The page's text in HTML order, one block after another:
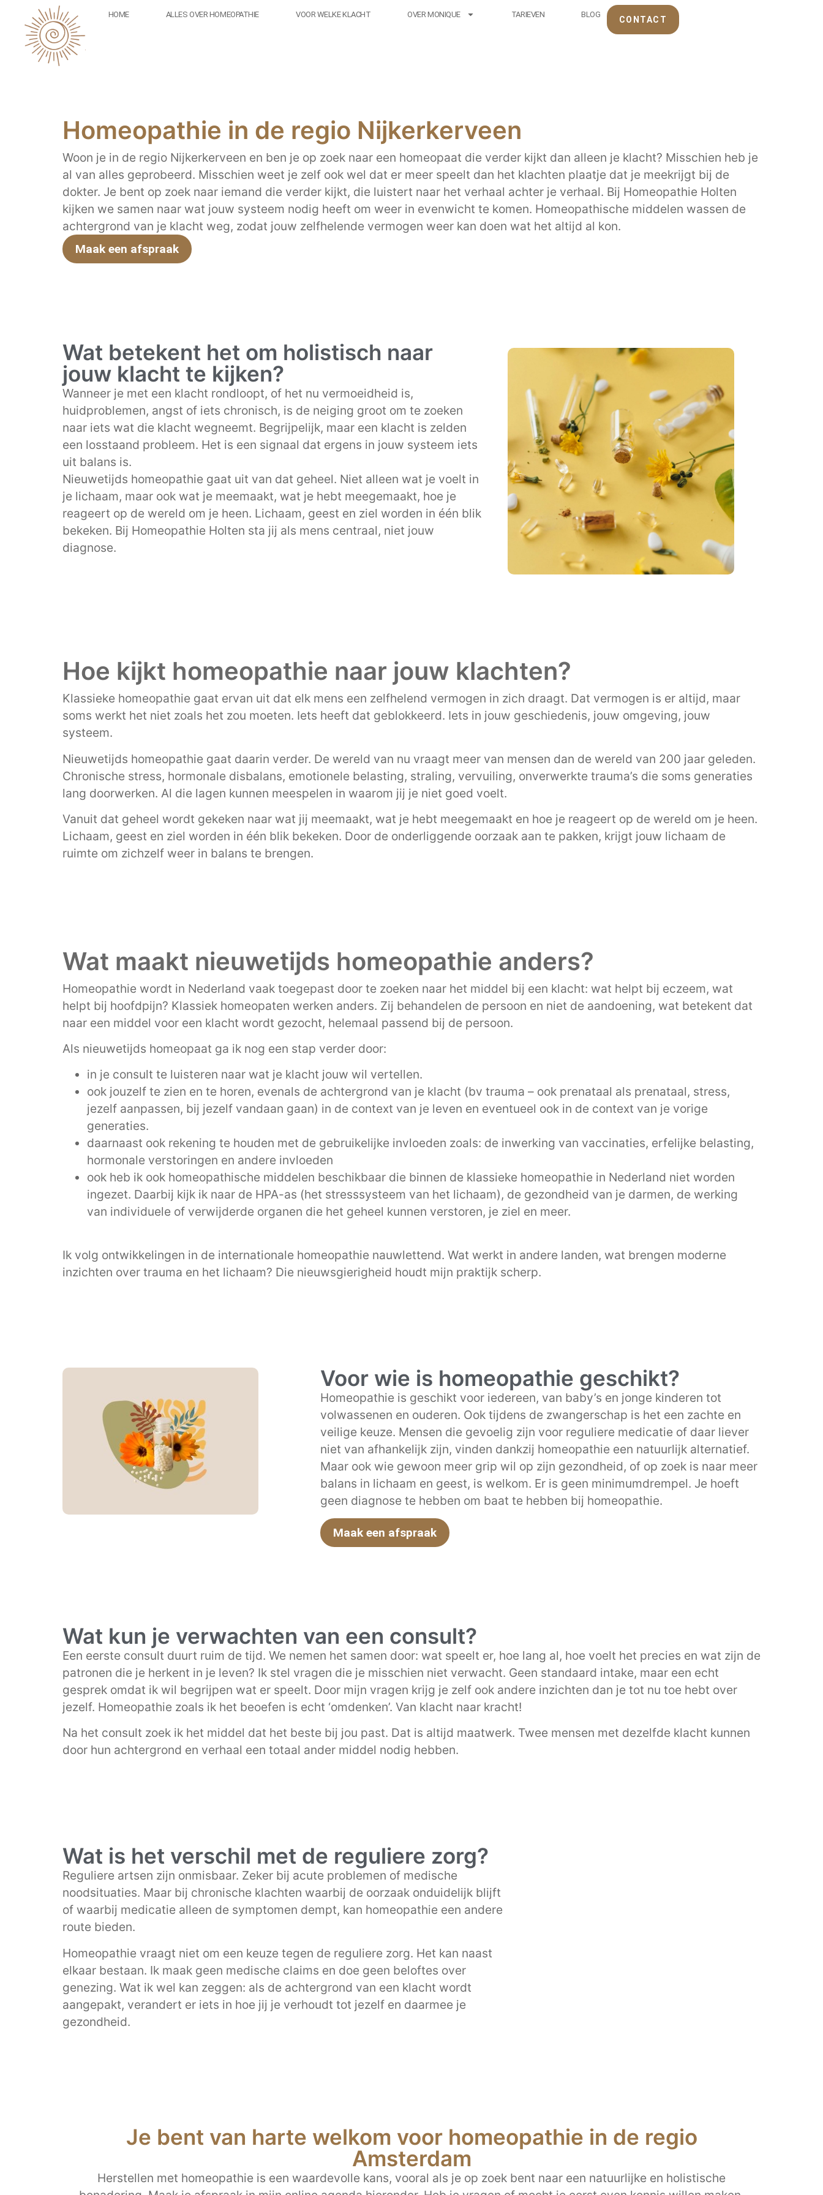
HOME ALLES OVER HOMEOPATHIE VOOR WELKE KLACHT OVER MONIQUE TARIEVEN BLOG
CONTACT
Homeopathie in de regio Nijkerkerveen
Woon je in de regio Nijkerkerveen en ben je op zoek naar een homeopaat die verder kijkt dan alleen je klacht? Misschien heb je
al van alles geprobeerd. Misschien weet je zelf ook wel dat er meer speelt dan het klachten plaatje dat je meekrijgt bij de
dokter. Je bent op zoek naar iemand die verder kijkt, die luistert naar het verhaal achter je verhaal. Bij Homeopathie Holten
kijken we samen naar wat jouw systeem nodig heeft om weer in evenwicht te komen. Homeopathische middelen wassen de
achtergrond van je klacht weg, zodat jouw zelfhelende vermogen weer kan doen wat het altijd al kon.
Maak een afspraak
Wat betekent het om holistisch naar
jouw klacht te kijken?
Wanneer je met een klacht rondloopt, of het nu vermoeidheid is,
huidproblemen, angst of iets chronisch, is de neiging groot om te zoeken
naar iets wat die klacht wegneemt. Begrijpelijk, maar een klacht is zelden
een losstaand probleem. Het is een signaal dat ergens in jouw systeem iets
uit balans is.
Nieuwetijds homeopathie gaat uit van dat geheel. Niet alleen wat je voelt in
je lichaam, maar ook wat je meemaakt, wat je hebt meegemaakt, hoe je
reageert op de wereld om je heen. Lichaam, geest en ziel worden in één blik
bekeken. Bij Homeopathie Holten sta jij als mens centraal, niet jouw
diagnose.
Hoe kijkt homeopathie naar jouw klachten?
Klassieke homeopathie gaat ervan uit dat elk mens een zelfhelend vermogen in zich draagt. Dat vermogen is er altijd, maar
soms werkt het niet zoals het zou moeten. Iets heeft dat geblokkeerd. Iets in jouw geschiedenis, jouw omgeving, jouw
systeem.
Nieuwetijds homeopathie gaat daarin verder. De wereld van nu vraagt meer van mensen dan de wereld van 200 jaar geleden.
Chronische stress, hormonale disbalans, emotionele belasting, straling, vervuiling, onverwerkte trauma’s die soms generaties
lang doorwerken. Al die lagen kunnen meespelen in waarom jij je niet goed voelt.
Vanuit dat geheel wordt gekeken naar wat jij meemaakt, wat je hebt meegemaakt en hoe je reageert op de wereld om je heen.
Lichaam, geest en ziel worden in één blik bekeken. Door de onderliggende oorzaak aan te pakken, krijgt jouw lichaam de
ruimte om zichzelf weer in balans te brengen.
Wat maakt nieuwetijds homeopathie anders?
Homeopathie wordt in Nederland vaak toegepast door te zoeken naar het middel bij een klacht: wat helpt bij eczeem, wat
helpt bij hoofdpijn? Klassiek homeopaten werken anders. Zij behandelen de persoon en niet de aandoening, wat betekent dat
naar een middel voor een klacht wordt gezocht, helemaal passend bij de persoon.
Als nieuwetijds homeopaat ga ik nog een stap verder door:
in je consult te luisteren naar wat je klacht jouw wil vertellen.
ook jouzelf te zien en te horen, evenals de achtergrond van je klacht (bv trauma – ook prenataal als prenataal, stress,
jezelf aanpassen, bij jezelf vandaan gaan) in de context van je leven en eventueel ook in de context van je vorige
generaties.
daarnaast ook rekening te houden met de gebruikelijke invloeden zoals: de inwerking van vaccinaties, erfelijke belasting,
hormonale verstoringen en andere invloeden
ook heb ik ook homeopathische middelen beschikbaar die binnen de klassieke homeopathie in Nederland niet worden
ingezet. Daarbij kijk ik naar de HPA-as (het stresssysteem van het lichaam), de gezondheid van je darmen, de werking
van individuele of verwijderde organen die het geheel kunnen verstoren, je ziel en meer.
Ik volg ontwikkelingen in de internationale homeopathie nauwlettend. Wat werkt in andere landen, wat brengen moderne
inzichten over trauma en het lichaam? Die nieuwsgierigheid houdt mijn praktijk scherp.
Voor wie is homeopathie geschikt?
Homeopathie is geschikt voor iedereen, van baby’s en jonge kinderen tot
volwassenen en ouderen. Ook tijdens de zwangerschap is het een zachte en
veilige keuze. Mensen die gevoelig zijn voor reguliere medicatie of daar liever
niet van afhankelijk zijn, vinden dankzij homeopathie een natuurlijk alternatief.
Maar ook wie gewoon meer grip wil op zijn gezondheid, of op zoek is naar meer
balans in lichaam en geest, is welkom. Er is geen minimumdrempel. Je hoeft
geen diagnose te hebben om baat te hebben bij homeopathie.
Maak een afspraak
Wat kun je verwachten van een consult?
Een eerste consult duurt ruim de tijd. We nemen het samen door: wat speelt er, hoe lang al, hoe voelt het precies en wat zijn de
patronen die je herkent in je leven? Ik stel vragen die je misschien niet verwacht. Geen standaard intake, maar een echt
gesprek omdat ik wil begrijpen wat er speelt. Door mijn vragen krijg je zelf ook andere inzichten dan je tot nu toe hebt over
jezelf. Homeopathie zoals ik het beoefen is echt ‘omdenken’. Van klacht naar kracht!
Na het consult zoek ik het middel dat het beste bij jou past. Dat is altijd maatwerk. Twee mensen met dezelfde klacht kunnen
door hun achtergrond en verhaal een totaal ander middel nodig hebben.
Wat is het verschil met de reguliere zorg?
Reguliere artsen zijn onmisbaar. Zeker bij acute problemen of medische
noodsituaties. Maar bij chronische klachten waarbij de oorzaak onduidelijk blijft
of waarbij medicatie alleen de symptomen dempt, kan homeopathie een andere
route bieden.
Homeopathie vraagt niet om een keuze tegen de reguliere zorg. Het kan naast
elkaar bestaan. Ik maak geen medische claims en doe geen beloftes over
genezing. Wat ik wel kan zeggen: als de achtergrond van een klacht wordt
aangepakt, verandert er iets in hoe jij je verhoudt tot jezelf en daarmee je
gezondheid.
Je bent van harte welkom voor homeopathie in de regio
Amsterdam
Herstellen met homeopathie is een waardevolle kans, vooral als je op zoek bent naar een natuurlijke en holistische